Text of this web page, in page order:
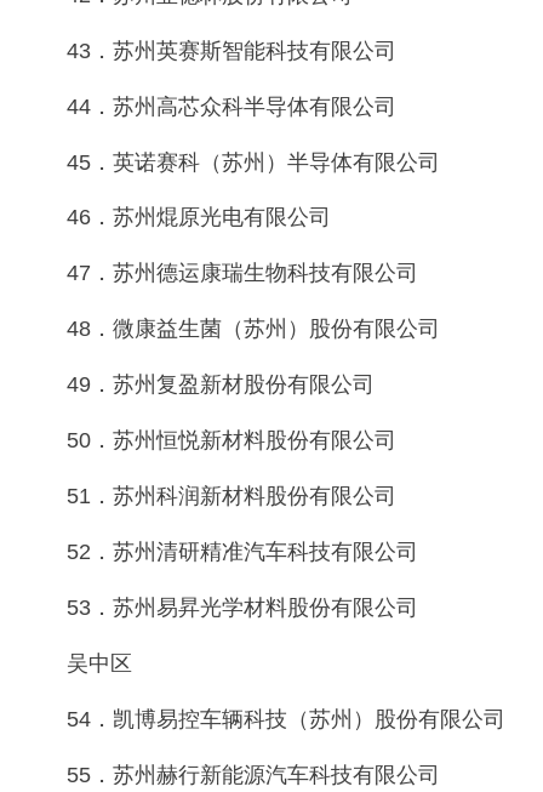
43．苏州英赛斯智能科技有限公司
44．苏州高芯众科半导体有限公司
45．英诺赛科（苏州）半导体有限公司
46．苏州焜原光电有限公司
47．苏州德运康瑞生物科技有限公司
48．微康益生菌（苏州）股份有限公司
49．苏州复盈新材股份有限公司
50．苏州恒悦新材料股份有限公司
51．苏州科润新材料股份有限公司
52．苏州清研精准汽车科技有限公司
53．苏州易昇光学材料股份有限公司
吴中区
54．凯博易控车辆科技（苏州）股份有限公司
55．苏州赫行新能源汽车科技有限公司